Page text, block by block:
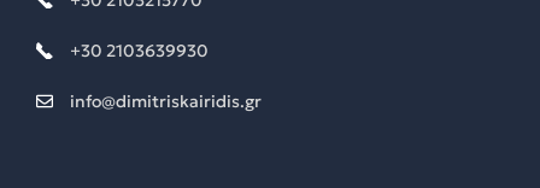
+30 2103639930
info@dimitriskairidis.gr